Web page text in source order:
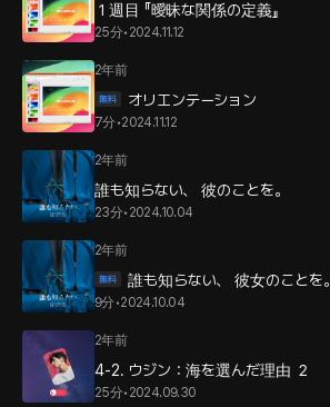
１週目 『曖昧な関係の定義』
25分• 2024.11.12
2年前
オリエンテーション
7分•2024.11.12
2年前
誰も知らない、 彼のことを。
23分• 2024.10.04
2年前
誰も知らない、 彼女のことを。
9分•2024.10.04
2年前
4-2. ウジン：海を選んだ理由 ２
25分• 2024.09.30